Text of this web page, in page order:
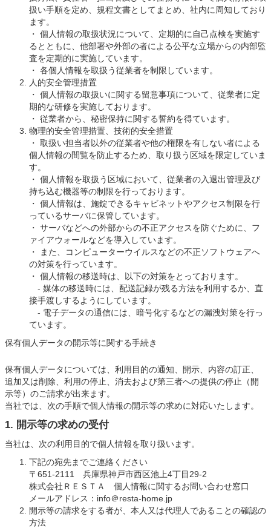
扱い手順を定め、規程文書としてまとめ、社内に周知しており
ます。
・ 個人情報の取扱状況について、定期的に自己点検を実施す
るとともに、他部署や外部の者による公平な立場からの内部監
査を定期的に実施しています。
・ 各個人情報を取扱う従業者を制限しています。
人的安全管理措置
・ 個人情報の取扱いに関する留意事項について、従業者に定
期的な研修を実施しております。
・ 従業者から、秘密保持に関する誓約を得ています。
物理的安全管理措置、技術的安全措置
・ 取扱い担当者以外の従業者や他の権限を有しない者による
個人情報の間覧を防止するため、取り扱う区域を限定していま
す。
・ 個人情報を取扱う区域において、従業者の入退出管理及び
持ち込む機器等の制限を行っております。
・ 個人情報は、施錠できるキャビネットやアクセス制限を行
っているサーバに保管しています。
・ サーバなどへの外部からの不正アクセスを防ぐために、フ
ァイアウォールなどを導入しています。
・ また、コンピューターウイルスなどの不正ソフトウェアへ
の対策を行っています。
・ 個人情報の移送時は、以下の対策をとっております。
- 媒体の移送時には、配送記録が残る方法を利用するか、直
接手渡しするようにしています。
- 電子データの通信には、暗号化するなどの漏洩対策を行っ
ています。
保有個人データの開示等に関する手続き
保有個人データについては、利用目的の通知、開示、内容の訂正、
追加又は削除、利用の停止、消去および第三者への提供の停止（開
示等）のご請求が出来ます。
当社では、次の手順で個人情報の開示等の求めに対応いたします。
1. 開示等の求めの受付
当社は、次の利用目的で個人情報を取り扱います。
下記の宛先までご連絡ください
〒651-2111 兵庫県神戸市西区池上4丁目29-2
株式会社ＲＥＳＴＡ 個人情報に関するお問い合わせ窓口
メールアドレス：info＠resta-home.jp
開示等の請求をする者が、本人又は代理人であることの確認の
方法